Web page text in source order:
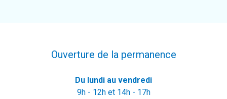
Ouverture de la permanence
Du lundi au vendredi
9h - 12h et 14h - 17h